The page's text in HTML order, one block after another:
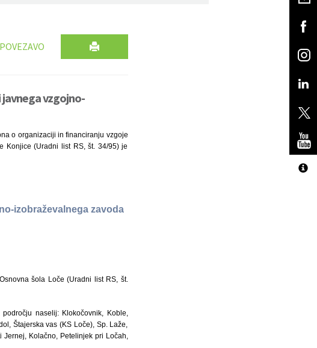
vzgojno-
o organizaciji in financiranju vzgoje
Konjice (Uradni list RS, št. 34/95) je
izobraževalnega zavoda
šola Loče (Uradni list RS, št.
naselij: Klokočovnik, Koble,
Štajerska vas (KS Loče), Sp. Laže,
Kolačno, Petelinjek pri Ločah,